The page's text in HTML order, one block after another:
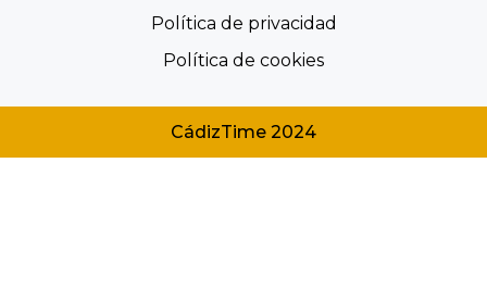
Política de privacidad
Política de cookies
CádizTime 2024